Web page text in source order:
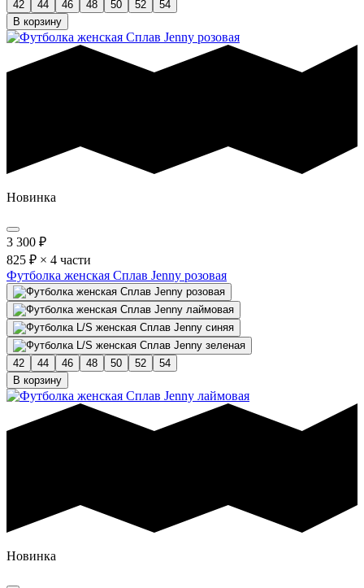
42 44 46 48 50 52
54
В корзину
Новинка
3 300 ₽
825 ₽ × 4 части
Футболка женская Сплав Jenny розовая
42 44 46 48 50 52
54
В корзину
Новинка